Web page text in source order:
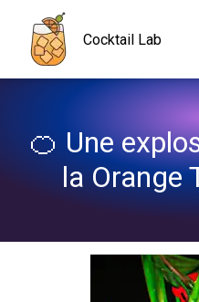
Cocktail Lab
🍊 Une
la Orange
Navigated to 🍊 Une